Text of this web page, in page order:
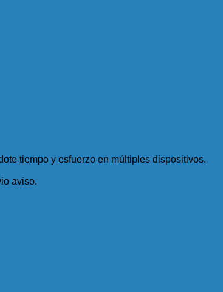
tiempo y esfuerzo en múltiples dispositivos.
aviso.